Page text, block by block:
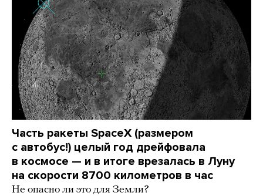
Часть ракеты SpaceX (размером
с автобус!) целый год дрейфовала
в космосе — и в итоге врезалась в Луну
на скорости 8700 километров в час
Не опасно ли это для Земли?